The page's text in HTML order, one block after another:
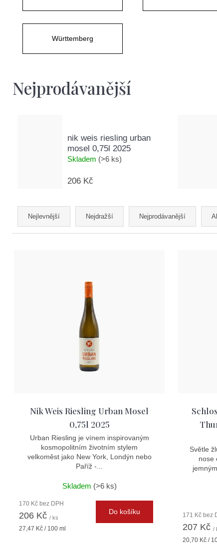
Württemberg
Nejprodávanější
nik weis riesling urban
mosel 0,75l 2025
Skladem (>6 ks)
206 Kč
Ř
a
Nejlevnější Nejdražší Nejprodávanější
Nik Weis Riesling Urban Mosel
0,75l 2025
Urban Riesling je vínem inspirovaným
kosmopolitním životním stylem
velkoměst jako New York, Londýn nebo
Paříž -...
Skladem (>6 ks)
170 Kč bez DPH
206 Kč/ ks
Měrná
27,47 Kč / 100 ml
Do košíku
Světle
nose
171 Kč bez
207 Kč/
Měrná
20,70 Kč /